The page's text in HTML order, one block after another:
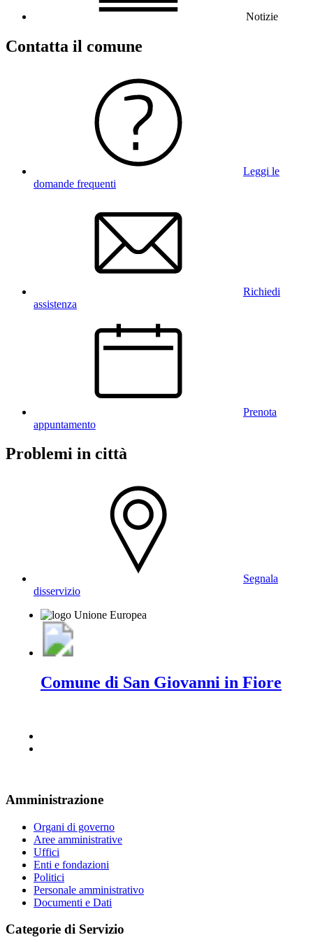
Notizie
Contatta il comune
Leggi le
domande frequenti
Richiedi
assistenza
Prenota
appuntamento
Problemi in città
Segnala
disservizio
Comune di San Giovanni in Fiore
Amministrazione
Organi di governo
Aree amministrative
Uffici
Enti e fondazioni
Politici
Personale amministrativo
Documenti e Dati
Categorie di Servizio